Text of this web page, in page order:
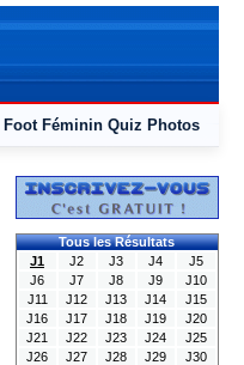
Foot Féminin Quiz Photos
Tous les Résultats
J1
J2 J3 J4
J5
J6
J7 J8 J9
J10
J11
J12 J13 J14
J15
J16
J17 J18 J19
J20
J21
J22 J23 J24
J25
J26
J27 J28 J29
J30